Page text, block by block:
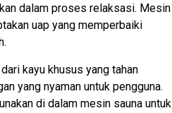
dalam proses relaksasi. Mesin
uap yang memperbaiki
kayu khusus yang tahan
yang nyaman untuk pengguna.
di dalam mesin sauna untuk